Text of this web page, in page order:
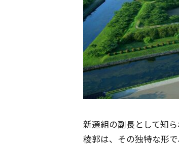
新選組の副長として知
稜郭は、その独特な形